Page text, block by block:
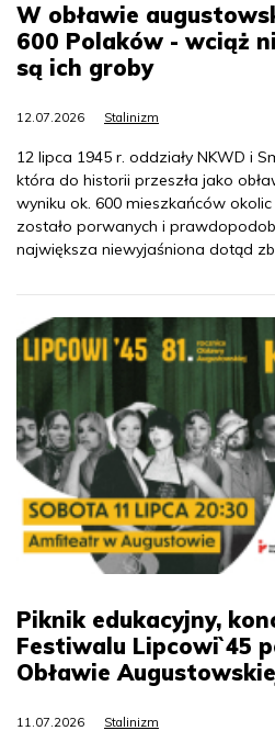
W obławie
600 Polaków - wciąż
są ich groby
12.07.2026 Stalinizm
12 lipca 1945 r. oddziały NKWD i
która do historii przeszła jako
wyniku ok. 600 mieszkańców
zostało porwanych i
największa niewyjaśniona dotąd
Piknik edukacyjny,
Festiwalu Lipcowi`45
Obławie
11.07.2026 Stalinizm